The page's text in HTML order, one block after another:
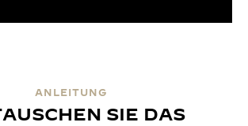
ANLEITUNG
SIE DAS